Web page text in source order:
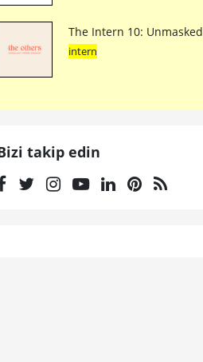
The Intern 10: Unmasked
intern
takip edin